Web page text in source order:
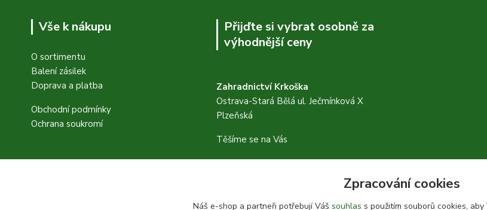
Vše k nákupu
O sortimentu
Balení zásilek
Doprava a platba
Obchodní podmínky
Ochrana soukromí
Přijďte si vybrat osobně za
výhodnější ceny
Zahradnictví Krkoška
Ostrava-Stará Bělá ul. Ječmínková X
Plzeňská
Těšíme se na Vás
https://www.facebook.com/profile.php?
Zpracování cookies
Náš e-shop a partneři potřebují Váš souhlas s použitím souborů cookies,